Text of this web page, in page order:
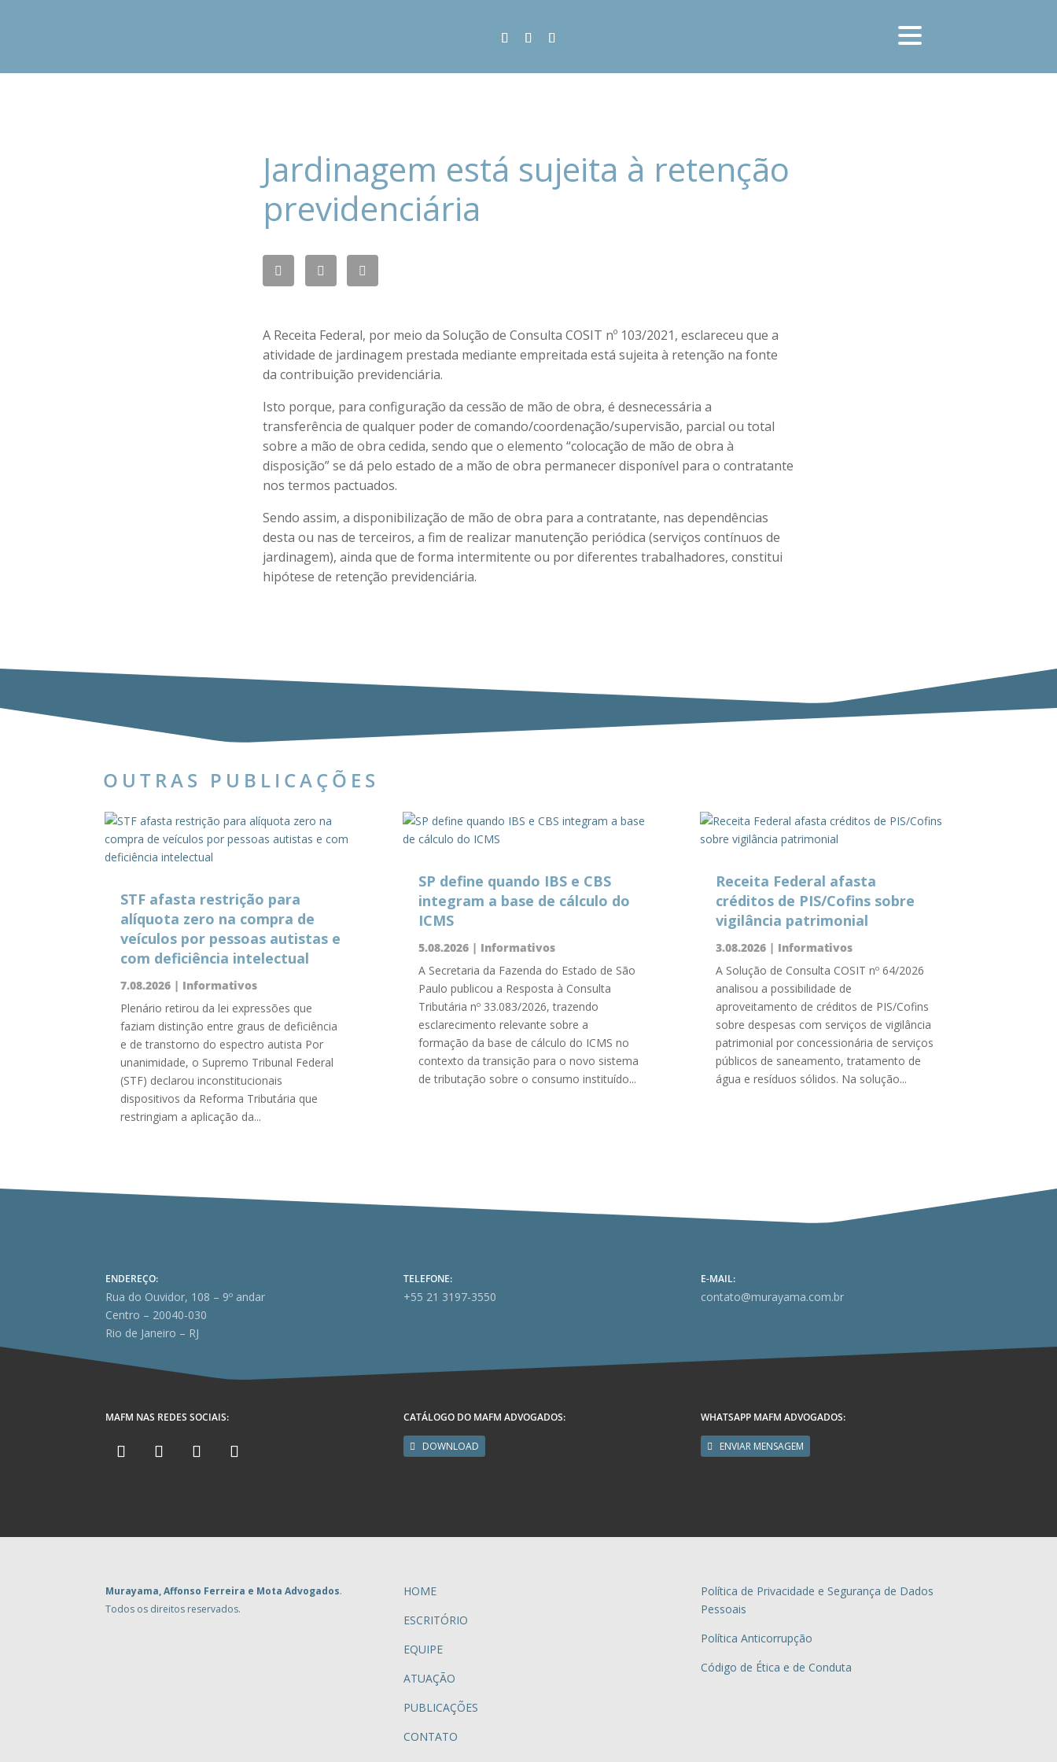
Jardinagem está sujeita à retenção
previdenciária
A Receita Federal, por meio da Solução de Consulta COSIT nº 103/2021, esclareceu que a
atividade de jardinagem prestada mediante empreitada está sujeita à retenção na fonte
da contribuição previdenciária.
Isto porque, para configuração da cessão de mão de obra, é desnecessária a
transferência de qualquer poder de comando/coordenação/supervisão, parcial ou total
sobre a mão de obra cedida, sendo que o elemento “colocação de mão de obra à
disposição” se dá pelo estado de a mão de obra permanecer disponível para o contratante
nos termos pactuados.
Sendo assim, a disponibilização de mão de obra para a contratante, nas dependências
desta ou nas de terceiros, a fim de realizar manutenção periódica (serviços contínuos de
jardinagem), ainda que de forma intermitente ou por diferentes trabalhadores, constitui
hipótese de retenção previdenciária.
OUTRAS PUBLICAÇÕES
STF afasta restrição para
alíquota zero na compra de
veículos por pessoas autistas e
com deficiência intelectual
7.08.2026 | Informativos
Plenário retirou da lei expressões que
faziam distinção entre graus de deficiência
e de transtorno do espectro autista Por
unanimidade, o Supremo Tribunal Federal
(STF) declarou inconstitucionais
dispositivos da Reforma Tributária que
restringiam a aplicação da...
SP define quando IBS e CBS
integram a base de cálculo do
ICMS
5.08.2026| Informativos
A Secretaria da Fazenda do Estado de São
Paulo publicou a Resposta à Consulta
Tributária nº 33.083/2026, trazendo
esclarecimento relevante sobre a
formação da base de cálculo do ICMS no
contexto da transição para o novo sistema
de tributação sobre o consumo instituído...
Receita Federal afasta
créditos de PIS/Cofins sobre
vigilância patrimonial
3.08.2026| Informativos
A Solução de Consulta COSIT nº 64/2026
analisou a possibilidade de
aproveitamento de créditos de PIS/Cofins
sobre despesas com serviços de vigilância
patrimonial por concessionária de serviços
públicos de saneamento, tratamento de
água e resíduos sólidos. Na solução...
ENDEREÇO:
Rua do Ouvidor, 108 – 9º andar
Centro – 20040-030
Rio de Janeiro – RJ
TELEFONE:
+55 21 3197-3550
E-MAIL:
contato@murayama.com.br
MAFM NAS REDES SOCIAIS: CATÁLOGO DO MAFM ADVOGADOS:
DOWNLOAD
WHATSAPP MAFM ADVOGADOS:
ENVIAR MENSAGEM
Murayama, Affonso Ferreira e Mota Advogados.
Todos os direitos reservados.
HOME
ESCRITÓRIO
EQUIPE
ATUAÇÃO
PUBLICAÇÕES
CONTATO
Política de Privacidade e Segurança de Dados
Pessoais
Política Anticorrupção
Código de Ética e de Conduta